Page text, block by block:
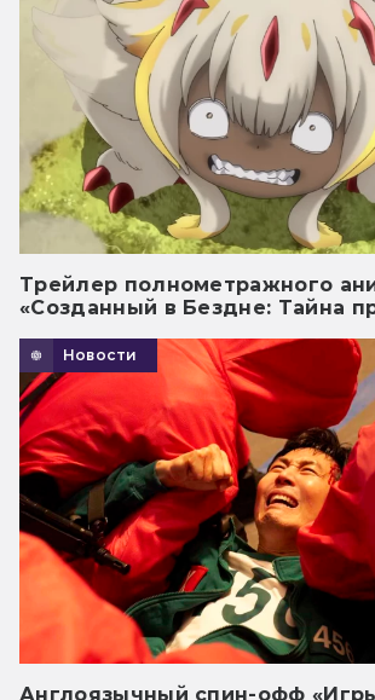
Трейлер полнометражного
«Созданный в Бездне: Тайна
Новости
Англоязычный спин-офф